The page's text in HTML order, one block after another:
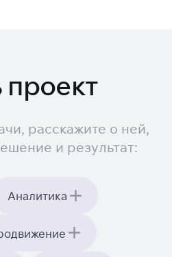
расскажите о ней,
и результат:
Аналитика